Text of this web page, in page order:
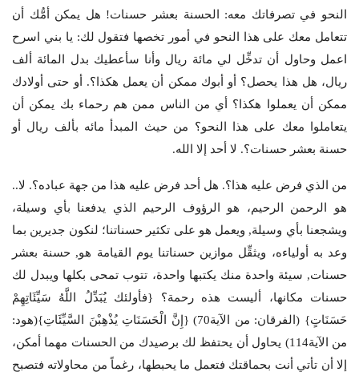
النحو في تصرفاتك معه: الحسنة بعشر حسنات! هل يمكن أمُّك أن
تتعامل معك على هذا النحو في أمور تخصها فتقول لك: يا بني اسرح
اعمل وحاول أن تدخِّل لي مائة ريال وأنا سأعطيك بدل المائة ألف
ريال، هل هذا يحصل؟ أو أبوك ممكن أن يعمل هكذا؟. أو حتى أولادك
ممكن أن يعملوا هكذا؟ أي من الناس ممن هم رحماء بك يمكن أن
يتعاملوا معك على هذا النحو؟ من حيث المبدأ مائه بألف ريال أو
حسنة بعشر حسنات؟. لا أحد إلا الله.
من الذي فرض عليه هذا؟. هل أحد فرض عليه هذا من جهة عباده؟. لا..
هو الرحمن الرحيم، هو الرؤوف الرحيم الذي يدفعنا بأي وسيلة،
ويشجعنا بأي وسيلة, ويعمل هو على تكثير حسناتنا؛ لنكون جديرين بما
وعد به أولياءه، ويثقِّل موازين حسناتنا يوم القيامة هو, حسنة بعشر
حسنات, سيئة واحدة منك يكتبها واحدة، تتوب تمحى بكلها ويبدل لك
حسنات مكانها، أليست هذه رحمة؟ {فأولئك يُبَدِّلُ اللَّهُ سَيِّئَاتِهِمْ
حَسَنَاتٍ} (الفرقان: من الآية70) {إِنَّ الْحَسَنَاتِ يُذْهِبْنَ السَّيِّئَاتِ}(هود:
من الآية114) يحاول أن يحتفظ لك برصيدك من الحسنات مهما أمكن،
إلا أن تأتي أنت بحماقتك فتعمل ما يحبطها، رغماً من محاولاته فتصبح